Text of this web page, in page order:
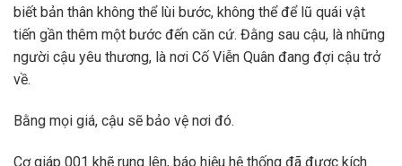
biết bản thân không thể lùi bước, không thể để lũ quái vật
tiến gần thêm một bước đến căn cứ. Đằng sau cậu, là những
người cậu yêu thương, là nơi Cố Viễn Quân đang đợi cậu trở
về.
Bằng mọi giá, cậu sẽ bảo vệ nơi đó.
Cơ giáp 001 khẽ rung lên, báo hiệu hệ thống đã được kích